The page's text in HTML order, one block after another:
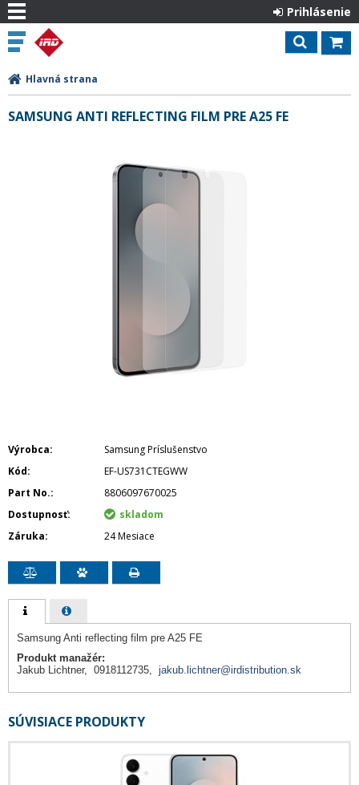
Prihlásenie
Hlavná strana
SAMSUNG ANTI REFLECTING FILM PRE A25 FE
Výrobca
Samsung Príslušenstvo
Kód
EF-US731CTEGWW
Part No.
8806097670025
Dostupnosť
skladom
Záruka
24 Mesiace
Samsung Anti reflecting film pre A25 FE
Produkt manažér:
Jakub Lichtner, 0918112735, jakub.lichtner@irdistribution.sk
SÚVISIACE PRODUKTY